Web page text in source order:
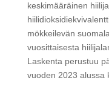
keskimääräinen
mökkeilevän
vuosittaisesta
Laskenta perustuu
vuoden 2023 alussa